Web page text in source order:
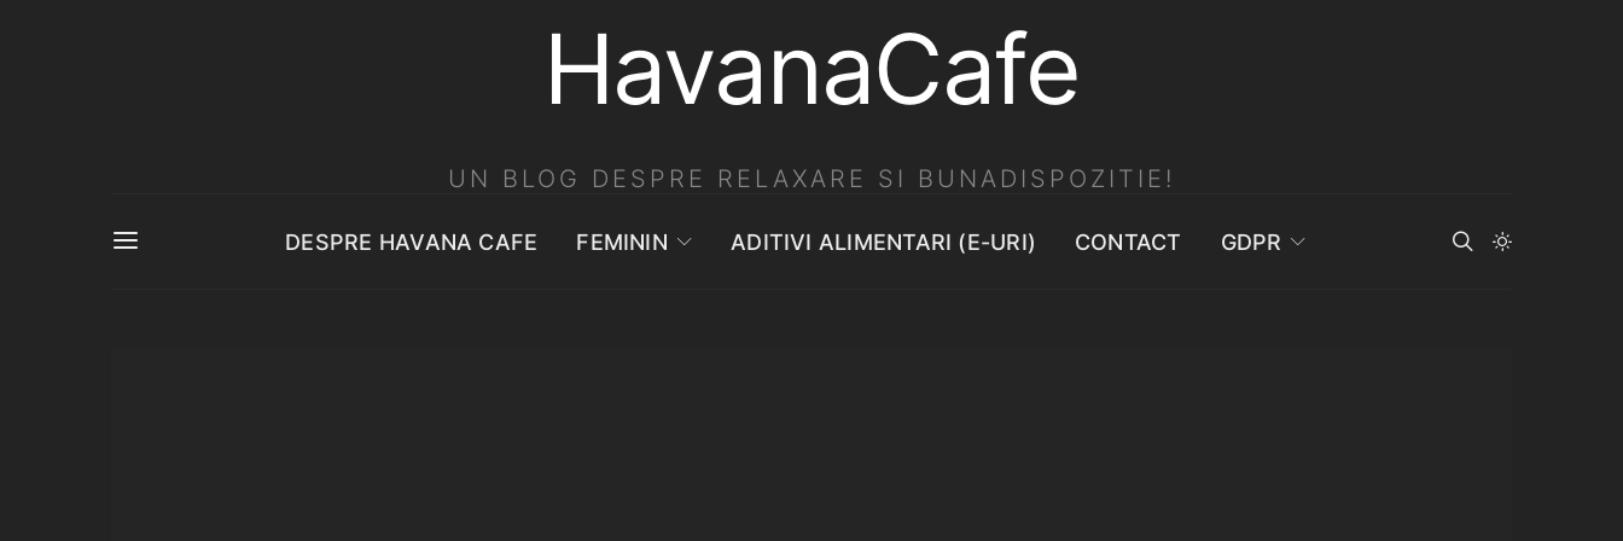
HavanaCafe
UN BLOG DESPRE RELAXARE SI BUNADISPOZITIE!
DESPRE HAVANA CAFE FEMININ ADITIVI ALIMENTARI (E-URI) CONTACT GDPR